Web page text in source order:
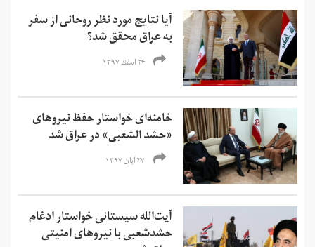
آیا نتایج مورد نظر روحانی از سفر
به عراق محقق شد؟
۲۴ اسفند ۱۳۹۷
خامنه‌ای خواستار حفظ نیروهای
«حشد الشعبی» در عراق شد
۲۷ آبان ۱۳۹۷
آیت‌الله سیستانی خواستار ادغام
حشدشعبی با نیروهای امنیتی